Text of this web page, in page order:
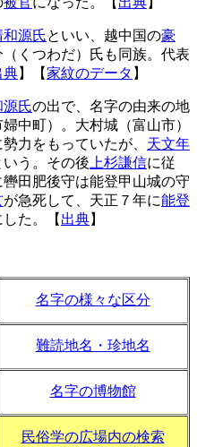
和源氏といい、越中国の豪
（くつわだ）氏も同族。代表
典】【家紋のデータ 】
源氏の出で、名字の由来の地
中町）。大村城（富山市）
力をもっていたが、 天文年
う。その後 上杉謙信に従
田肥後守は能登甲山城の守
が急死して、天正７年に能登
た。【 出典】
名字の様々な区分
難読地名・珍地名
名字の博物館
民俗学の広場内の検索